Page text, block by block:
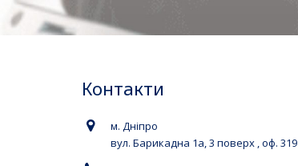
Контакти
м. Дніпро
вул. Барикадна 1а, 3 поверх , оф. 319